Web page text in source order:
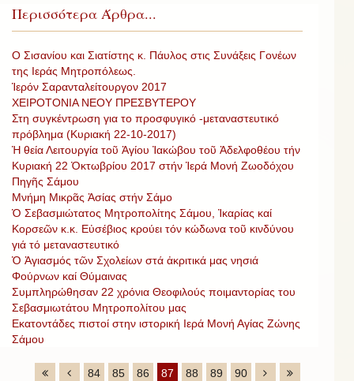
Περισσότερα Άρθρα...
Ο Σισανίου και Σιατίστης κ. Πάυλος στις Συνάξεις Γονέων
της Ιεράς Μητροπόλεως.
Ἱερόν Σαρανταλείτουργον 2017
ΧΕΙΡΟΤΟΝΙΑ ΝΕΟΥ ΠΡΕΣΒΥΤΕΡΟΥ
Στη συγκέντρωση για το προσφυγικό -μεταναστευτικό
πρόβλημα (Κυριακή 22-10-2017)
Ἡ θεία Λειτουργία τοῦ Ἁγίου Ἰακώβου τοῦ Ἀδελφοθέου τήν
Κυριακή 22 Ὀκτωβρίου 2017 στήν Ἱερά Μονή Ζωοδόχου
Πηγῆς Σάμου
Μνήμη Μικρᾶς Ἀσίας στήν Σάμο
Ὁ Σεβασμιώτατος Μητροπολίτης Σάμου, Ἰκαρίας καί
Κορσεῶν κ.κ. Εὐσέβιος κρούει τόν κώδωνα τοῦ κινδύνου
γιά τό μεταναστευτικό
Ὁ Ἁγιασμός τῶν Σχολείων στά ἀκριτικά μας νησιά
Φούρνων καί Θύμαινας
Συμπληρώθησαν 22 χρόνια Θεοφιλούς ποιμαντορίας του
Σεβασμιωτάτου Μητροπολίτου μας
Εκατοντάδες πιστοί στην ιστορική Ιερά Μονή Αγίας Ζώνης
Σάμου
84 85 86 87 88 89 90